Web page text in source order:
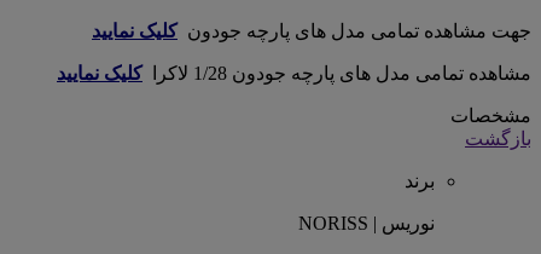
جهت مشاهده تمامی مدل های پارچه جودونکلیک نمایید
مشاهده تمامی مدل های پارچه جودون 1/28 لاکرا کلیک نمایید
مشخصات
بازگشت
برند
نوریس | NORISS